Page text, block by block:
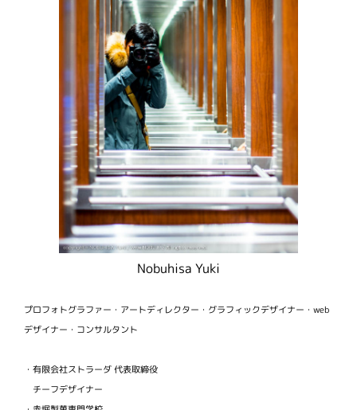
Nobuhisa Yuki
プロフォトグラファー・アートディレクター・グラフィックデザイナー・web
デザイナー・コンサルタント
・有限会社ストラーダ 代表取締役
チーフデザイナー